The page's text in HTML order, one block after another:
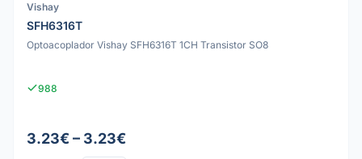
Vishay
SFH6316T
Optoacoplador Vishay SFH6316T 1CH Transistor SO8
988
3.23€ – 3.23€